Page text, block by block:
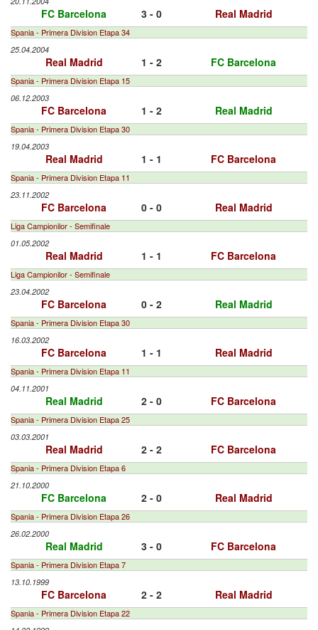
FC Barcelona 3 - 0 Real Madrid
Spania - Primera Division Etapa 34
25.04.2004
Real Madrid 1 - 2 FC Barcelona
Spania - Primera Division Etapa 15
06.12.2003
FC Barcelona 1 - 2 Real Madrid
Spania - Primera Division Etapa 30
19.04.2003
Real Madrid 1 - 1 FC Barcelona
Spania - Primera Division Etapa 11
23.11.2002
FC Barcelona 0 - 0 Real Madrid
Liga Campionilor - Semifinale
01.05.2002
Real Madrid 1 - 1 FC Barcelona
Liga Campionilor - Semifinale
23.04.2002
FC Barcelona 0 - 2 Real Madrid
Spania - Primera Division Etapa 30
16.03.2002
FC Barcelona 1 - 1 Real Madrid
Spania - Primera Division Etapa 11
04.11.2001
Real Madrid 2 - 0 FC Barcelona
Spania - Primera Division Etapa 25
03.03.2001
Real Madrid 2 - 2 FC Barcelona
Spania - Primera Division Etapa 6
21.10.2000
FC Barcelona 2 - 0 Real Madrid
Spania - Primera Division Etapa 26
26.02.2000
Real Madrid 3 - 0 FC Barcelona
Spania - Primera Division Etapa 7
13.10.1999
FC Barcelona 2 - 2 Real Madrid
Spania - Primera Division Etapa 22